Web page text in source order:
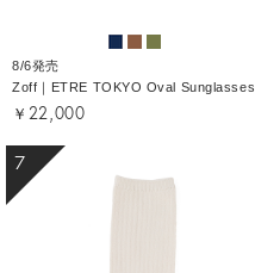
8/6発売
Zoff｜ETRE TOKYO Oval Sunglasses
￥22,000
7